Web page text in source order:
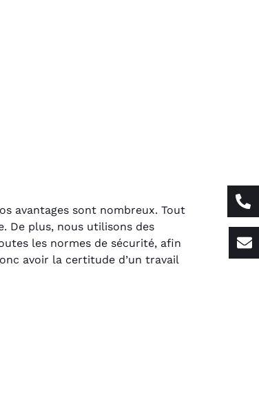
avantages sont nombreux. Tout
De plus, nous utilisons des
les normes de sécurité, afin
avoir la certitude d’un travail